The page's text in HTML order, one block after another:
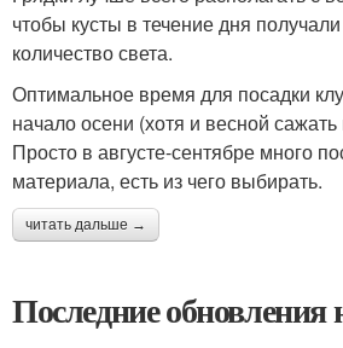
чтобы кусты в течение дня
количество света.
Оптимальное время для посадки
начало осени (хотя и весной
Просто в августе-сентябре много
материала, есть из чего выбирать.
читать дальше →
Последние обновления